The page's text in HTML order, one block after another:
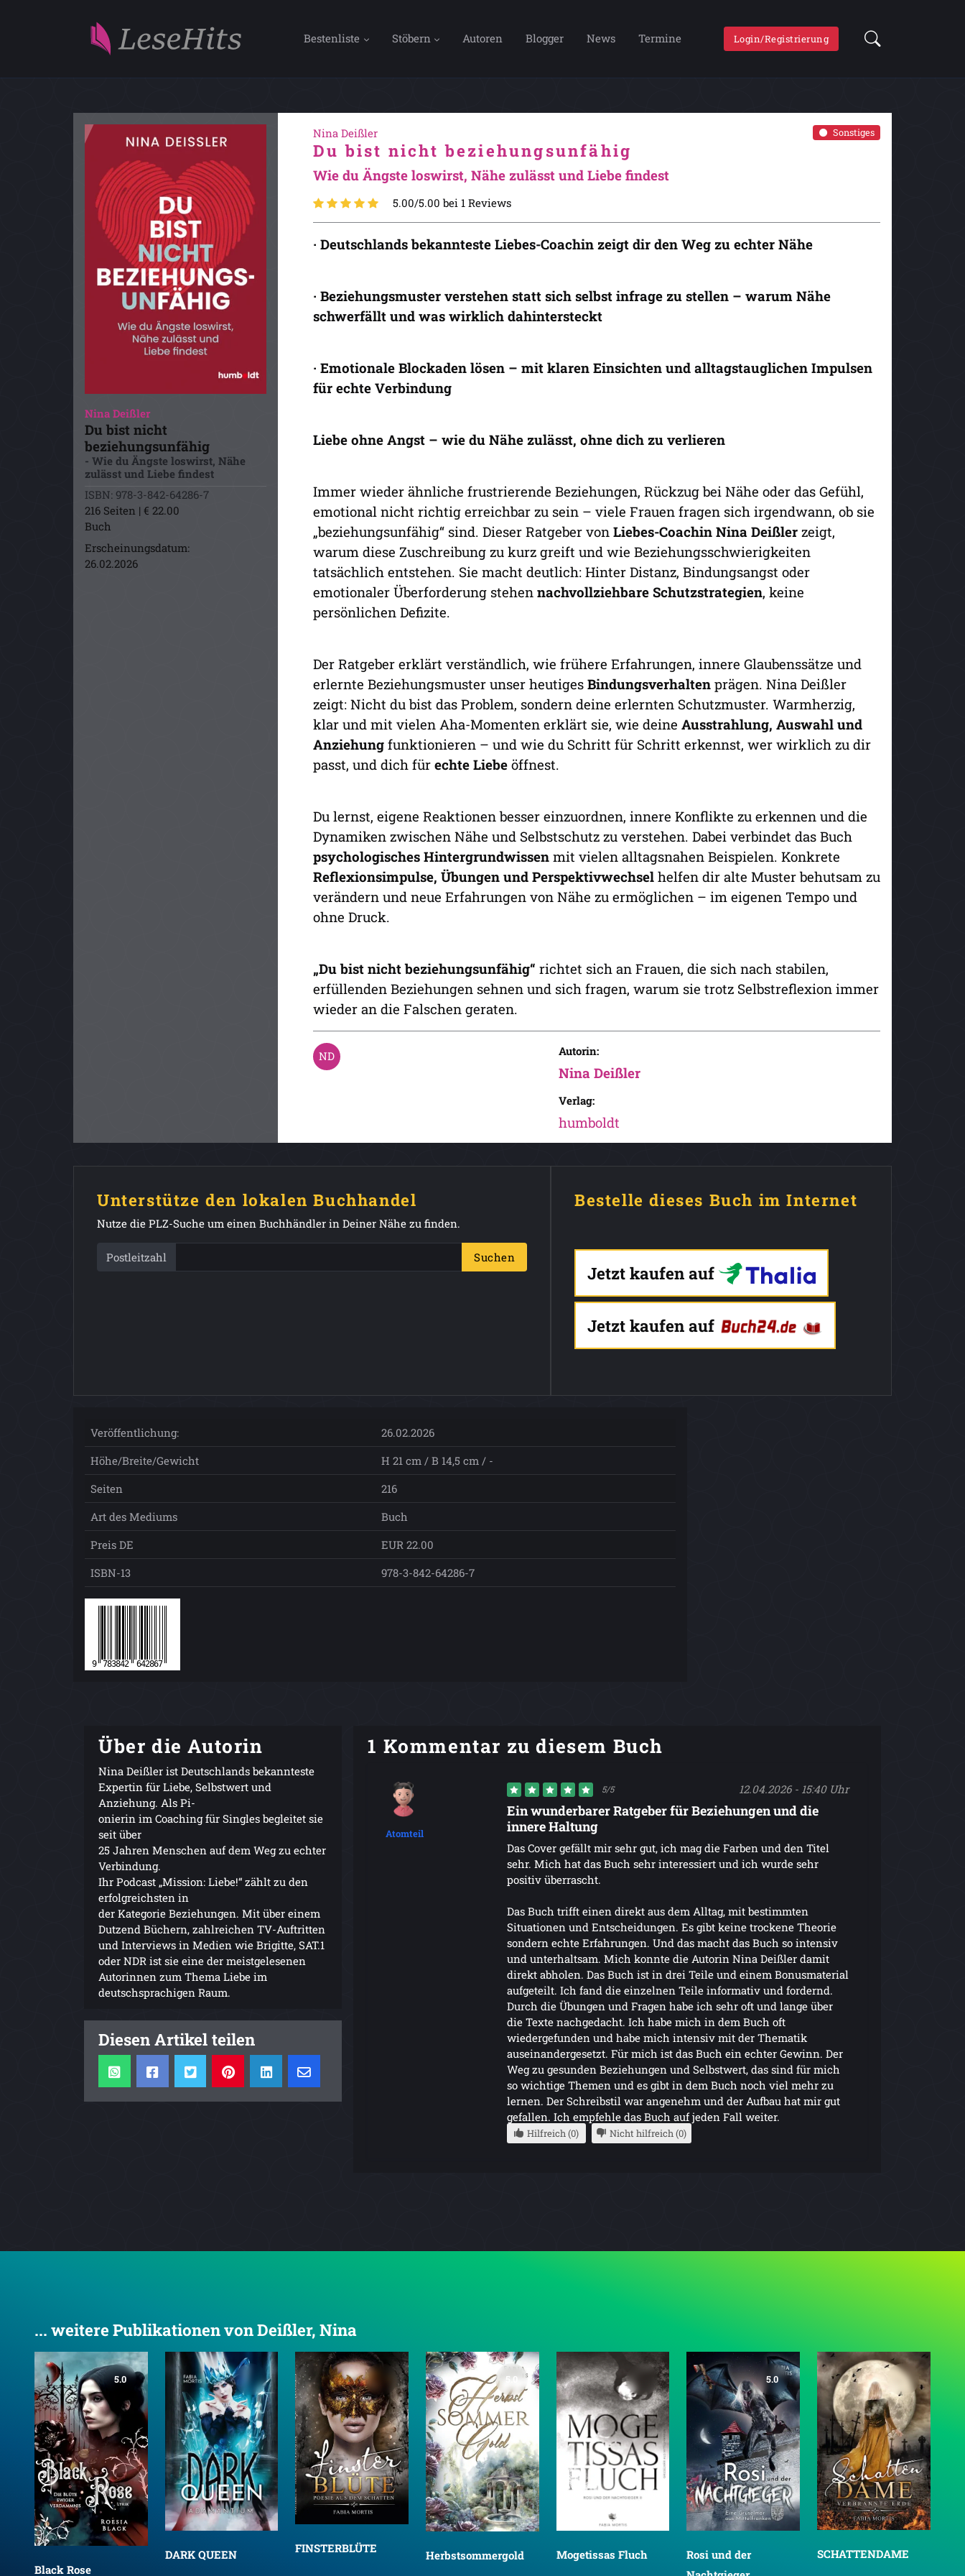
Bestenliste Stöbern Autoren Blogger News Termine Login/Registrierung
Nina Deißler
Du bist nicht
beziehungsunfähig
- Wie du Ängste loswirst, Nähe
zulässt und Liebe findest
ISBN: 978-3-842-64286-7
216 Seiten | € 22.00
Buch
Erscheinungsdatum:
26.02.2026
Sonstiges
Nina Deißler
Du bist nicht beziehungsunfähig
Wie du Ängste loswirst, Nähe zulässt und Liebe findest
5.00/5.00 bei 1 Reviews
· Deutschlands bekannteste Liebes-Coachin zeigt dir den Weg zu echter Nähe
· Beziehungsmuster verstehen statt sich selbst infrage zu stellen – warum Nähe
schwerfällt und was wirklich dahintersteckt
· Emotionale Blockaden lösen – mit klaren Einsichten und alltagstauglichen Impulsen
für echte Verbindung
Liebe ohne Angst – wie du Nähe zulässt, ohne dich zu verlieren
Immer wieder ähnliche frustrierende Beziehungen, Rückzug bei Nähe oder das Gefühl,
emotional nicht richtig erreichbar zu sein – viele Frauen fragen sich irgendwann, ob sie
„beziehungsunfähig“ sind. Dieser Ratgeber von Liebes-Coachin Nina Deißler zeigt,
warum diese Zuschreibung zu kurz greift und wie Beziehungsschwierigkeiten
tatsächlich entstehen. Sie macht deutlich: Hinter Distanz, Bindungsangst oder
emotionaler Überforderung stehen nachvollziehbare Schutzstrategien, keine
persönlichen Defizite.
Der Ratgeber erklärt verständlich, wie frühere Erfahrungen, innere Glaubenssätze und
erlernte Beziehungsmuster unser heutiges Bindungsverhalten prägen. Nina Deißler
zeigt: Nicht du bist das Problem, sondern deine erlernten Schutzmuster. Warmherzig,
klar und mit vielen Aha-Momenten erklärt sie, wie deine Ausstrahlung, Auswahl und
Anziehung funktionieren – und wie du Schritt für Schritt erkennst, wer wirklich zu dir
passt, und dich für echte Liebe öffnest.
Du lernst, eigene Reaktionen besser einzuordnen, innere Konflikte zu erkennen und die
Dynamiken zwischen Nähe und Selbstschutz zu verstehen. Dabei verbindet das Buch
psychologisches Hintergrundwissen mit vielen alltagsnahen Beispielen. Konkrete
Reflexionsimpulse, Übungen und Perspektivwechsel helfen dir alte Muster behutsam zu
verändern und neue Erfahrungen von Nähe zu ermöglichen – im eigenen Tempo und
ohne Druck.
„Du bist nicht beziehungsunfähig“ richtet sich an Frauen, die sich nach stabilen,
erfüllenden Beziehungen sehnen und sich fragen, warum sie trotz Selbstreflexion immer
wieder an die Falschen geraten.
Autorin:
Nina Deißler
Verlag:
humboldt
Unterstütze den lokalen Buchhandel
Nutze die PLZ-Suche um einen Buchhändler in Deiner Nähe zu finden.
Postleitzahl Suchen
Bestelle dieses Buch im Internet
Jetzt kaufen auf
Jetzt kaufen auf
Veröffentlichung:
26.02.2026
Höhe/Breite/Gewicht
H 21 cm / B 14,5 cm / -
Seiten
216
Art des Mediums
Buch
Preis DE
EUR 22.00
ISBN-13
978-3-842-64286-7
Über die Autorin
Nina Deißler ist Deutschlands bekannteste
Expertin für Liebe, Selbstwert und
Anziehung. Als Pi-
onierin im Coaching für Singles begleitet sie
seit über
25 Jahren Menschen auf dem Weg zu echter
Verbindung.
Ihr Podcast „Mission: Liebe!“ zählt zu den
erfolgreichsten in
der Kategorie Beziehungen. Mit über einem
Dutzend Büchern, zahlreichen TV-Auftritten
und Interviews in Medien wie Brigitte, SAT.1
oder NDR ist sie eine der meistgelesenen
Autorinnen zum Thema Liebe im
deutschsprachigen Raum.
Diesen Artikel teilen
1 Kommentar zu diesem Buch
Atomteil
5/5 12.04.2026 - 15:40 Uhr
Ein wunderbarer Ratgeber für Beziehungen und die
innere Haltung
Das Cover gefällt mir sehr gut, ich mag die Farben und den Titel
sehr. Mich hat das Buch sehr interessiert und ich wurde sehr
positiv überrascht.
Das Buch trifft einen direkt aus dem Alltag, mit bestimmten
Situationen und Entscheidungen. Es gibt keine trockene Theorie
sondern echte Erfahrungen. Und das macht das Buch so intensiv
und unterhaltsam. Mich konnte die Autorin Nina Deißler damit
direkt abholen. Das Buch ist in drei Teile und einem Bonusmaterial
aufgeteilt. Ich fand die einzelnen Teile informativ und fordernd.
Durch die Übungen und Fragen habe ich sehr oft und lange über
die Texte nachgedacht. Ich habe mich in dem Buch oft
wiedergefunden und habe mich intensiv mit der Thematik
auseinandergesetzt. Für mich ist das Buch ein echter Gewinn. Der
Weg zu gesunden Beziehungen und Selbstwert, das sind für mich
so wichtige Themen und es gibt in dem Buch noch viel mehr zu
lernen. Der Schreibstil war angenehm und der Aufbau hat mir gut
gefallen. Ich empfehle das Buch auf jeden Fall weiter.
Hilfreich (0) Nicht hilfreich (0)
... weitere Publikationen von Deißler, Nina
5.0
Black Rose
DARK QUEEN FINSTERBLÜTE
5.0
Herbstsommergold Mogetissas Fluch
5.0
Rosi und der
SCHATTENDAME